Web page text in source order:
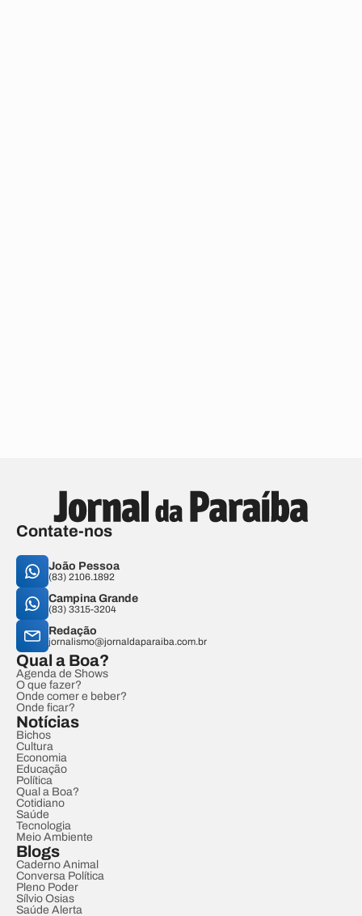
Contate-nos
João Pessoa
(83) 2106.1892
Campina Grande
(83) 3315-3204
Redação
jornalismo@jornaldaparaiba.com.br
Qual a Boa?
Agenda de Shows
O que fazer?
Onde comer e beber?
Onde ficar?
Notícias
Bichos
Cultura
Economia
Educação
Política
Qual a Boa?
Cotidiano
Saúde
Tecnologia
Meio Ambiente
Blogs
Caderno Animal
Conversa Política
Pleno Poder
Sílvio Osias
Saúde Alerta